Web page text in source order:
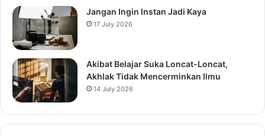
Jangan Ingin Instan Jadi Kaya
17 July 2026
Akibat Belajar Suka Loncat-Loncat,
Akhlak Tidak Mencerminkan Ilmu
14 July 2026